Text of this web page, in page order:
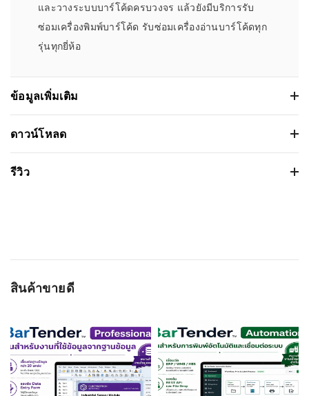
และวางระบบบาร์โค้ดครบวงจร แล้วยังมีบริการรับ
ซ่อมเครื่องพิมพ์บาร์โค้ด รับซ่อมเครื่องอ่านบาร์โค้ดทุก
รุ่นทุกยี่ห้อ
ข้อมูลเพิ่มเติม
เครื่องพิมพ์ใบเสร็จไร้สาย TSC Alpha-30R
Premium Mobile Barcode Printers
การเชื่อมต่อ:
พิมพ์:
ขนาดกระดาษ: 2.83" (72 มม.)
สามารถทำสำเนา: -
ดาวน์โหลด
รีวิว
WRITE A REVIEW
อีเมลล์
สินค้าขายดี